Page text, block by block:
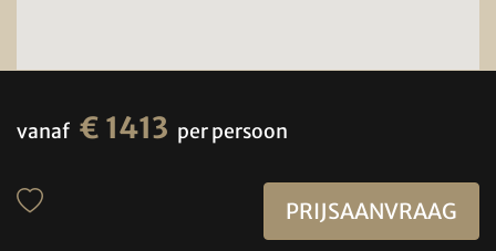
vanaf € 1413 per persoon
PRIJSAANVRAAG